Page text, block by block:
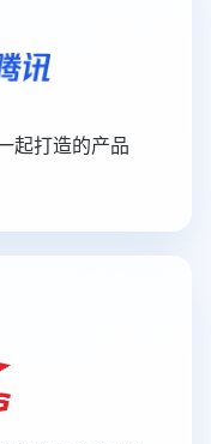
起打造的产品